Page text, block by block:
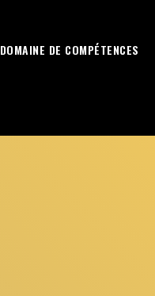
DOMAINE DE COMPÉTENCES